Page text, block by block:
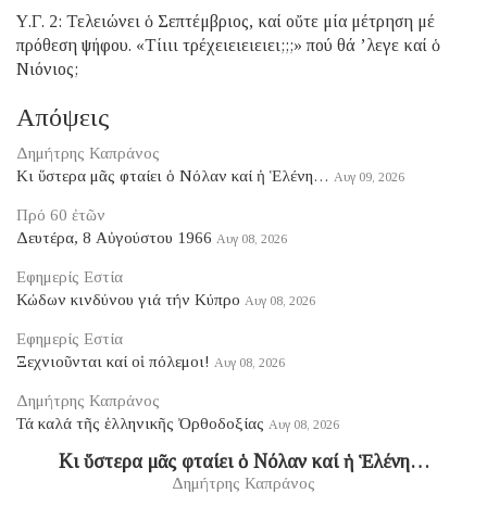
Υ.Γ. 2: Τελειώνει ὁ Σεπτέμβριος, καί οὔτε μία μέτρηση μέ
πρόθεση ψήφου. «Τίιιι τρέχειειειειει;;;» πού θά ’λεγε καί ὁ
Νιόνιος;
Απόψεις
Δημήτρης Καπράνος
Κι ὕστερα μᾶς φταίει ὁ Νόλαν καί ἡ Ἑλένη… Αυγ 09, 2026
Πρό 60 ἐτῶν
Δευτέρα, 8 Αὐγούστου 1966 Αυγ 08, 2026
Εφημερίς Εστία
Κώδων κινδύνου γιά τήν Κύπρο Αυγ 08, 2026
Εφημερίς Εστία
Ξεχνιοῦνται καί οἱ πόλεμοι! Αυγ 08, 2026
Δημήτρης Καπράνος
Τά καλά τῆς ἑλληνικῆς Ὀρθοδοξίας Αυγ 08, 2026
Κι ὕστερα μᾶς φταίει ὁ Νόλαν καί ἡ Ἑλένη…
Δημήτρης Καπράνος